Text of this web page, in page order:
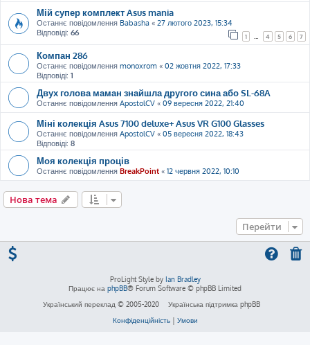
Мій супер комплект Asus mania
Останнє повідомлення Babasha « 27 лютого 2023, 15:34
Відповіді: 66 1 4 5 6 7
Компан 286
Останнє повідомлення monoxrom « 02 жовтня 2022, 17:33
Відповіді: 1
Двух голова маман знайшла другого сина або SL-68A
Останнє повідомлення ApostolCV « 09 вересня 2022, 21:40
Міні колекція Asus 7100 deluxe+ Asus VR G100 Glasses
Останнє повідомлення ApostolCV « 05 вересня 2022, 18:43
Відповіді: 8
Моя колекція проців
Останнє повідомлення BreakPoint « 12 червня 2022, 10:10
Нова тема
Перейти
ProLight Style by Ian Bradley
Працює на phpBB® Forum Software © phpBB Limited
Український переклад © 2005-2020
Українська підтримка phpBB
Конфіденційність| Умови